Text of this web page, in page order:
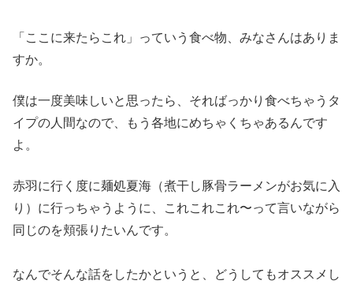
「ここに来たらこれ」っていう食べ物、みなさんはありま
すか。
僕は一度美味しいと思ったら、そればっかり食べちゃうタ
イプの人間なので、もう各地にめちゃくちゃあるんです
よ。
赤羽に行く度に麺処夏海（煮干し豚骨ラーメンがお気に入
り） に行っちゃうように、これこれこれ〜って言いながら
同じのを頬張りたいんです。
なんでそんな話をしたかというと、どうしてもオススメし